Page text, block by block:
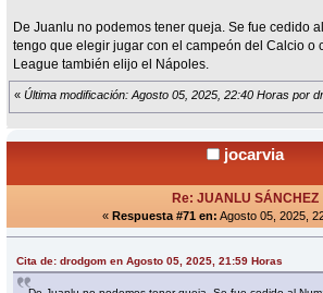
De Juanlu no podemos tener queja. Se fue cedido
tengo que elegir jugar con el campeón del Calcio o
League también elijo el Nápoles.
« Última modificación: Agosto 05, 2025, 22:40 Horas por
jocarvia
Re: JUANLU SÁNCHEZ
« Respuesta #71 en: Agosto 05, 2025,
Cita de: drodgom en Agosto 05, 2025, 21:59 Horas